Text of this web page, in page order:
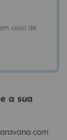
caso de
a sua
com